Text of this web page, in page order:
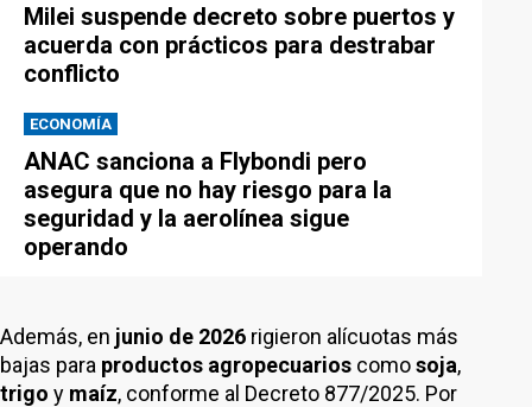
Milei suspende decreto sobre puertos y
acuerda con prácticos para destrabar
conflicto
ECONOMÍA
ANAC sanciona a Flybondi pero
asegura que no hay riesgo para la
seguridad y la aerolínea sigue
operando
Además, en junio de 2026 rigieron alícuotas más
bajas para productos agropecuarios comosoja,
trigo y maíz, conforme al Decreto 877/2025. Por